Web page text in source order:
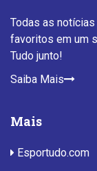
Todas as
favoritos em um
Tudo junto!
Saiba Mais
Mais
Esportudo.com